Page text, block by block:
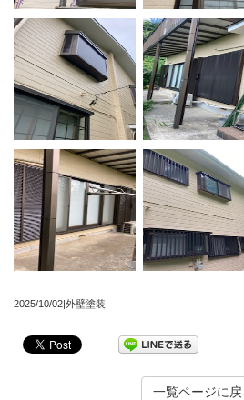
2025/10/02|外壁塗装
一覧ページに戻